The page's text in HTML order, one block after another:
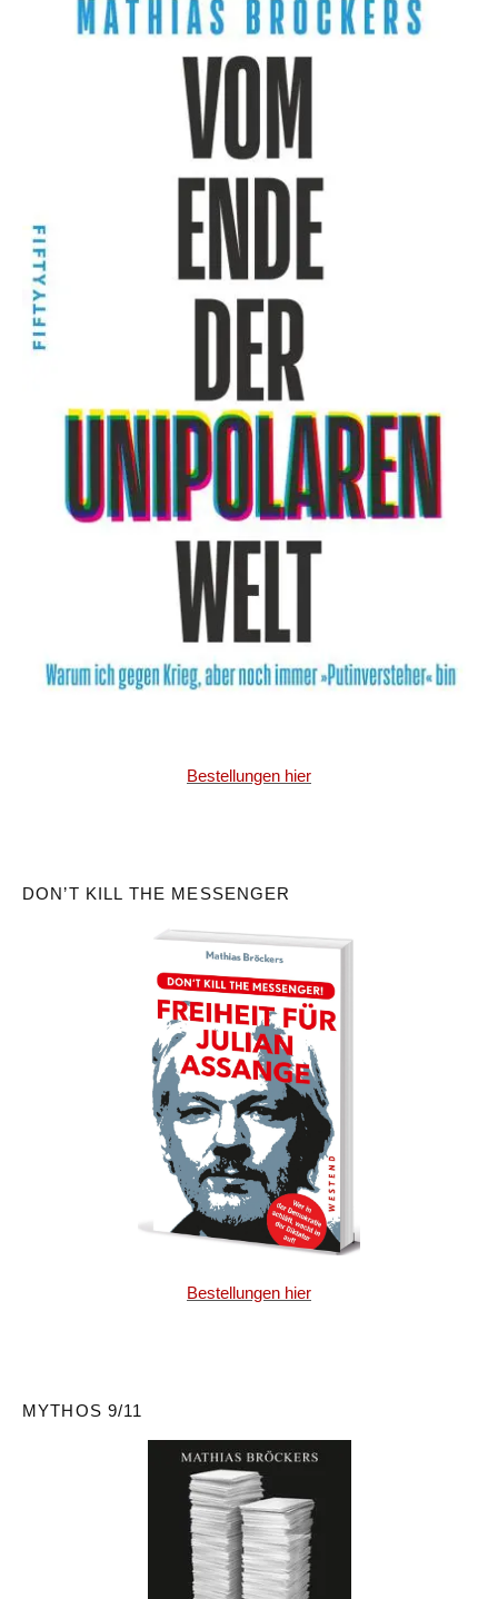
Bestellungen hier
DON’T KILL THE MESSENGER
Bestellungen hier
MYTHOS 9/11